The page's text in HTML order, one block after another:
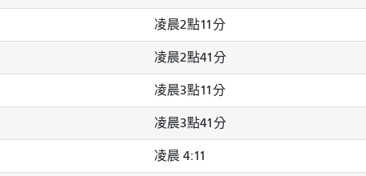
凌晨2點11分
凌晨2點41分
凌晨3點11分
凌晨3點41分
凌晨 4:11